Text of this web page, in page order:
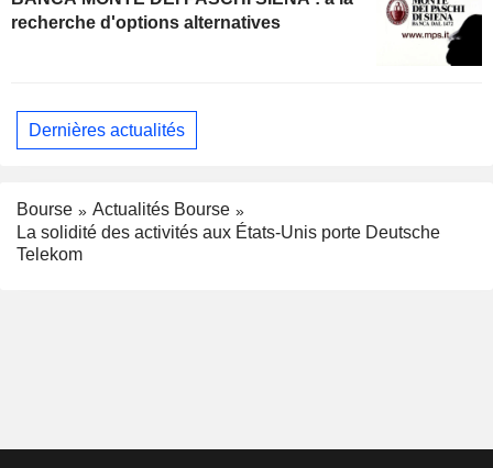
recherche d'options alternatives
Dernières actualités
Bourse
Actualités Bourse
La solidité des activités aux États-Unis porte Deutsche
Telekom